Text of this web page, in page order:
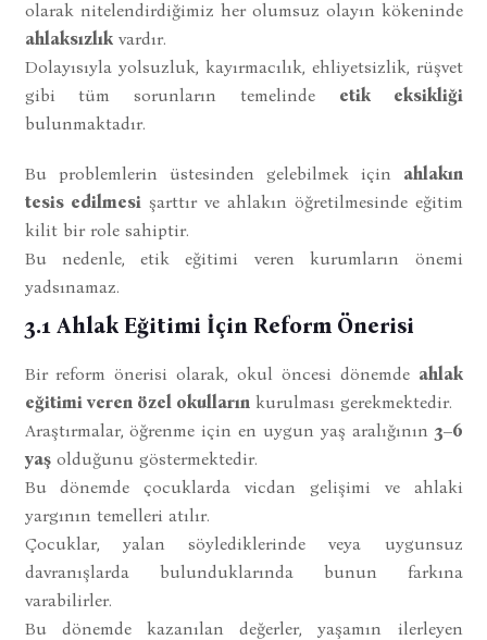
olarak nitelendirdiğimiz her olumsuz olayın kökeninde
ahlaksızlıkvardır.
Dolayısıyla yolsuzluk, kayırmacılık, ehliyetsizlik, rüşvet
gibi tüm sorunların temelinde etik eksikliği
bulunmaktadır.
Bu problemlerin üstesinden gelebilmek için ahlakın
tesis edilmesi şarttır ve ahlakın öğretilmesinde eğitim
kilit bir role sahiptir.
Bu nedenle, etik eğitimi veren kurumların önemi
yadsınamaz.
3.1 Ahlak Eğitimi İçin Reform Önerisi
Bir reform önerisi olarak, okul öncesi dönemde ahlak
eğitimi veren özel okulların kurulması gerekmektedir.
Araştırmalar, öğrenme için en uygun yaş aralığının 3–6
yaşolduğunu göstermektedir.
Bu dönemde çocuklarda vicdan gelişimi ve ahlaki
yargının temelleri atılır.
Çocuklar, yalan söylediklerinde veya uygunsuz
davranışlarda bulunduklarında bunun farkına
varabilirler.
Bu dönemde kazanılan değerler, yaşamın ilerleyen